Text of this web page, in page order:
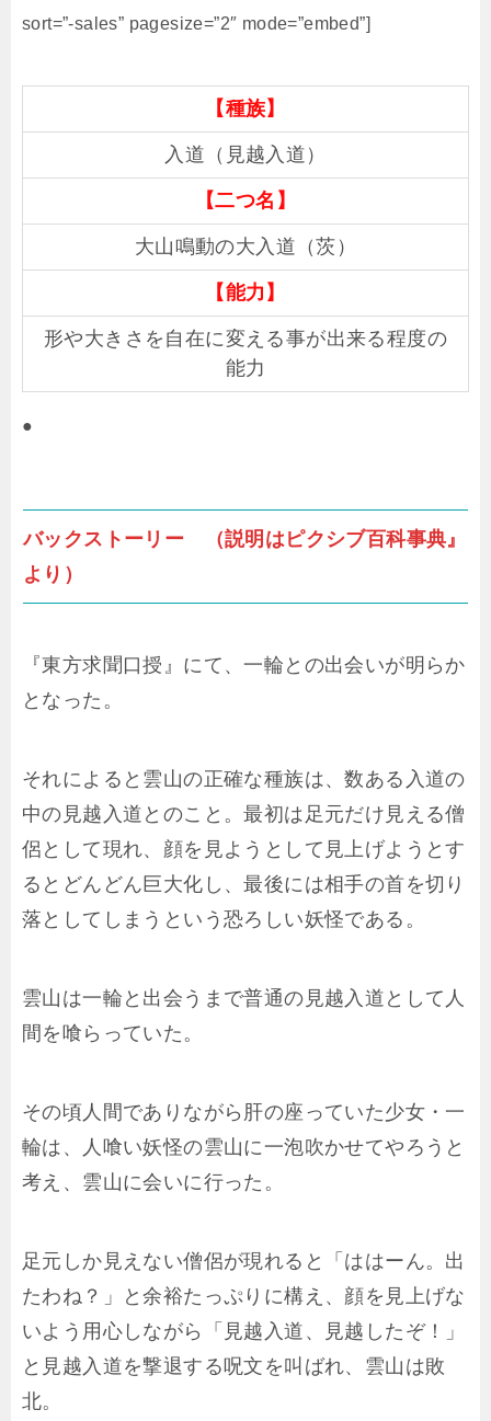
sort=”-sales” pagesize=”2″ mode=”embed”]
【種族】
入道（見越入道）
【二つ名】
大山鳴動の大入道（茨）
【能力】
形や大きさを自在に変える事が出来る程度の
能力
●
バックストーリー （説明はピクシブ百科事典』
より）
『東方求聞口授』にて、一輪との出会いが明らか
となった。
それによると雲山の正確な種族は、数ある入道の
中の見越入道とのこと。最初は足元だけ見える僧
侶として現れ、顔を見ようとして見上げようとす
るとどんどん巨大化し、最後には相手の首を切り
落としてしまうという恐ろしい妖怪である。
雲山は一輪と出会うまで普通の見越入道として人
間を喰らっていた。
その頃人間でありながら肝の座っていた少女・一
輪は、人喰い妖怪の雲山に一泡吹かせてやろうと
考え、雲山に会いに行った。
足元しか見えない僧侶が現れると「ははーん。出
たわね？」と余裕たっぷりに構え、顔を見上げな
いよう用心しながら「見越入道、見越したぞ！」
と見越入道を撃退する呪文を叫ばれ、雲山は敗
北。